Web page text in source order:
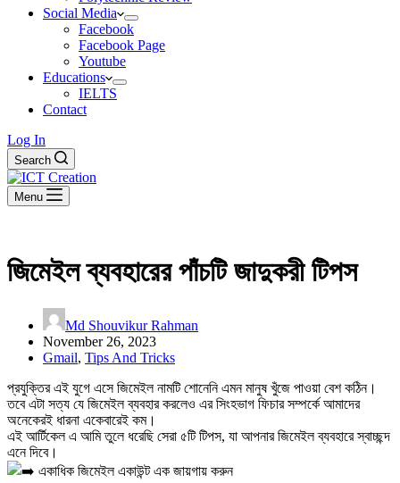
Social Media
Facebook
Facebook Page
Youtube
Educations
IELTS
Contact
Log In
Search
Menu
জিমেইল ব্যবহারের পাঁচটি জাদুকরী টিপস
Md Shouvikur Rahman
November 26, 2023
Gmail, Tips And Tricks
প্রযুক্তির এই যুগে এসে জিমেইল নামটি শোনেনি এমন মানুষ খুঁজে পাওয়া বেশ কঠিন।
তবে এটা সত্য যে জিমেইল ব্যবহার করলেও এর সিংহভাগ ফিচার সম্পর্কে আমাদের
অনেকেরই ধারনা একেবারেই কম।
এই আর্টিকেল এ আমি তুলে ধরেছি সেরা ৫টি টিপস, যা আপনার জিমেইল ব্যবহারে স্বাচ্ছন্দ
এনে দিবে।
একাধিক জিমেইল একাউন্ট এক জায়গায় করুন